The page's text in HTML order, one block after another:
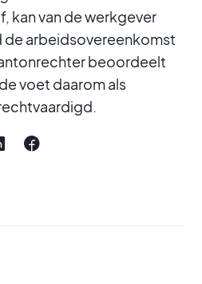
kan van de werkgever
arbeidsovereenkomst
beoordeelt
voet daarom als